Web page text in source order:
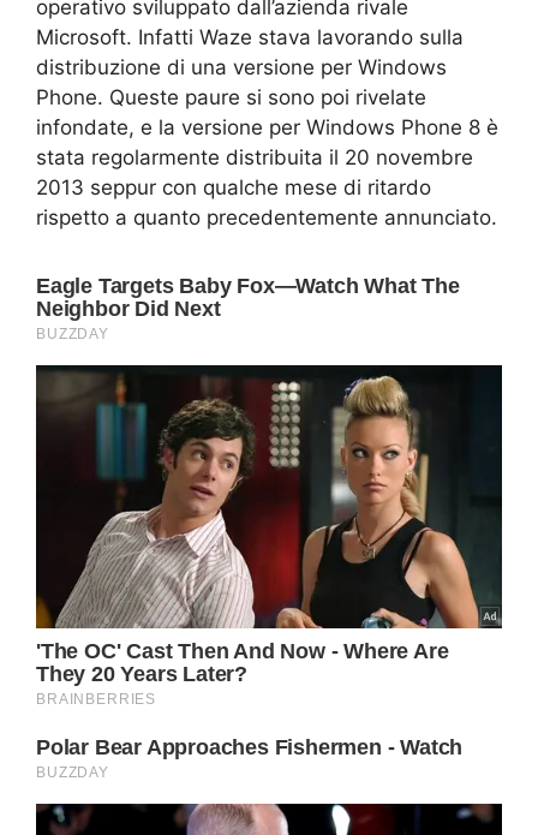
operativo sviluppato dall’azienda rivale
Microsoft. Infatti Waze stava lavorando sulla
distribuzione di una versione per Windows
Phone. Queste paure si sono poi rivelate
infondate, e la versione per Windows Phone 8 è
stata regolarmente distribuita il 20 novembre
2013 seppur con qualche mese di ritardo
rispetto a quanto precedentemente annunciato.